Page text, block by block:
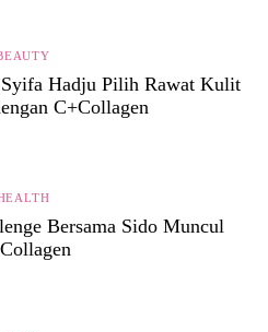
Hadju Pilih Rawat Kulit
C+Collagen
Bersama Sido Muncul